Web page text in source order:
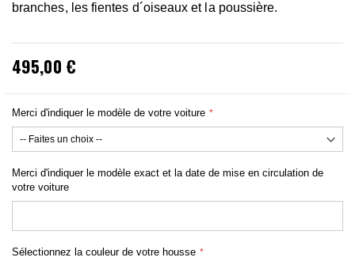
branches, les fientes d´oiseaux et la poussière.
495,00 €
Merci d'indiquer le modèle de votre voiture
Merci d'indiquer le modèle exact et la date de mise en circulation de
votre voiture
Sélectionnez la couleur de votre housse